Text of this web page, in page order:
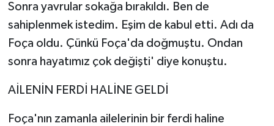
Sonra yavrular sokağa bırakıldı. Ben de
sahiplenmek istedim. Eşim de kabul etti. Adı da
Foça oldu. Çünkü Foça'da doğmuştu. Ondan
sonra hayatımız çok değişti' diye konuştu.
AİLENİN FERDİ HALİNE GELDİ
Foça'nın zamanla ailelerinin bir ferdi haline